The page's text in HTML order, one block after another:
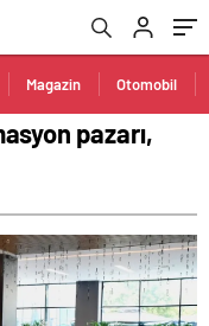
Magazin Otomobil
pazarı,